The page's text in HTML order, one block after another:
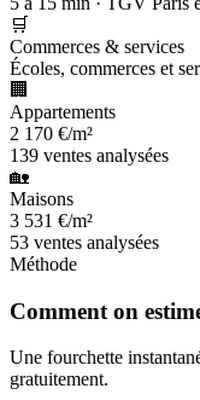
🛒
Commerces & services
Écoles, commerces et
🏢
Appartements
2 170 €/m²
139 ventes analysées
🏡
Maisons
3 531 €/m²
53 ventes analysées
Méthode
Comment on
Une fourchette
gratuitement.